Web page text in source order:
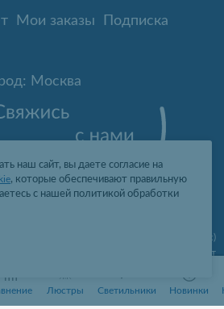
Люстры Светильники Новинки
Мои заказы Подписка
Москва
ул. Гарибальди, д.8, пом.I, комн.4 (юр. адрес)
09:00-19:00 пн-пт
1077761388242, ИНН 7736566310, КПП
773601001
наш сайт, вы даете согласие на
, которые обеспечивают правильную
с нашей политикой обработки